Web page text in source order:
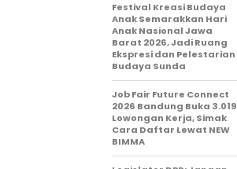
Festival Kreasi Budaya
Anak Semarakkan Hari
Anak Nasional Jawa
Barat 2026, Jadi Ruang
Ekspresi dan Pelestarian
Budaya Sunda
Job Fair Future Connect
2026 Bandung Buka 3.019
Lowongan Kerja, Simak
Cara Daftar Lewat NEW
BIMMA